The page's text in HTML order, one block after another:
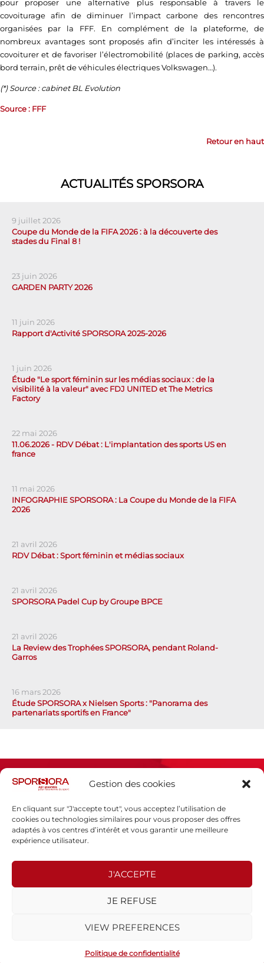
Gestion des cookies
En cliquant sur "J'accepte tout", vous acceptez l’utilisation de
cookies ou technologies similaires pour vous proposer des offres
adaptés à vos centres d’intérêt et vous garantir une meilleure
expérience utilisateur.
J'ACCEPTE
JE REFUSE
VIEW PREFERENCES
Politique de confidentialité
pour proposer une alternative plus responsable à travers le
covoiturage afin de diminuer l’impact carbone des rencontres
organisées par la FFF. En complément de la plateforme, de
nombreux avantages sont proposés afin d’inciter les intéressés à
covoiturer et de favoriser l’électromobilité (places de parking, accès
bord terrain, prêt de véhicules électriques Volkswagen…).
(*) Source : cabinet BL Evolution
Source : FFF
Retour en haut
ACTUALITÉS SPORSORA
9 juillet 2026
Coupe du Monde de la FIFA 2026 : à la découverte des
stades du Final 8 !
23 juin 2026
GARDEN PARTY 2026
11 juin 2026
Rapport d'Activité SPORSORA 2025-2026
1 juin 2026
Étude "Le sport féminin sur les médias sociaux : de la
visibilité à la valeur" avec FDJ UNITED et The Metrics
Factory
22 mai 2026
11.06.2026 - RDV Débat : L'implantation des sports US en
france
11 mai 2026
INFOGRAPHIE SPORSORA : La Coupe du Monde de la FIFA
2026
21 avril 2026
RDV Débat : Sport féminin et médias sociaux
21 avril 2026
SPORSORA Padel Cup by Groupe BPCE
21 avril 2026
La Review des Trophées SPORSORA, pendant Roland-
Garros
16 mars 2026
Étude SPORSORA x Nielsen Sports : "Panorama des
partenariats sportifs en France"
Espace presse
Politique de confidentialité
SPORSORA
75015 PARIS
WEB Stratégies- © 2026 Tous droits réservés.